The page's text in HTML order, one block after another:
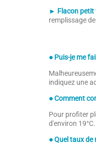
► Flacon petit
remplissage
● Puis-je me
indiquez une
● Comment
Pour profiter
d'environ 19°C.
● Quel taux de